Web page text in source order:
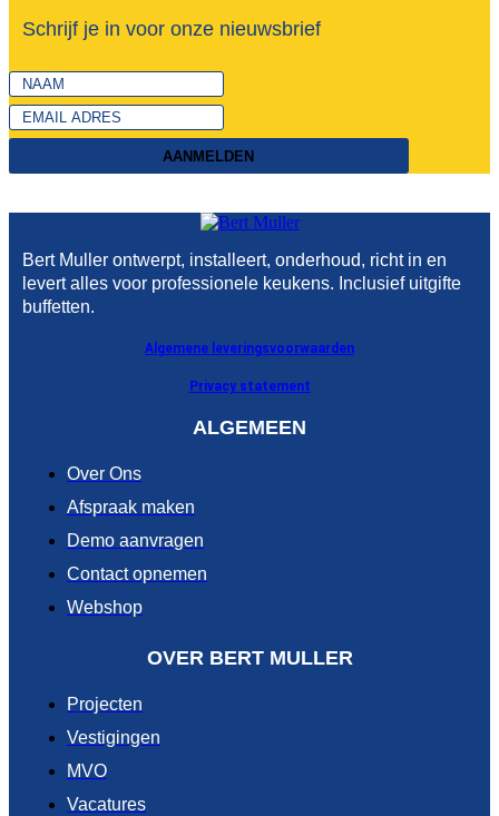
Schrijf je in voor onze nieuwsbrief
AANMELDEN
Bert Muller ontwerpt, installeert, onderhoud, richt in en
levert alles voor professionele keukens. Inclusief uitgifte
buffetten.
Algemene leveringsvoorwaarden
Privacy statement
ALGEMEEN
Over Ons
Afspraak maken
Demo aanvragen
Contact opnemen
Webshop
OVER BERT MULLER
Projecten
Vestigingen
MVO
Vacatures